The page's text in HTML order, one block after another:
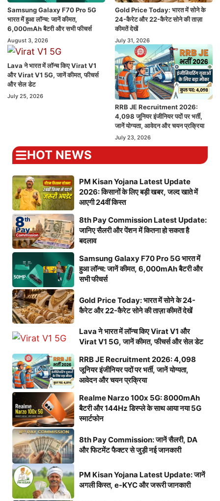
Samsung Galaxy F70 Pro 5G
भारत में हुआ लॉन्च: जानें कीमत,
6,000mAh बैटरी और सभी फीचर्स
August 3, 2026
Gold Price Today: भारत में सोने के
24-कैरेट और 22-कैरेट सोने की ताज़ा
कीमतें देखें
July 31, 2026
Lava ने भारत में लॉन्च किए Virat V1
और Virat V1 5G, जानें कीमत, फीचर्स
और सेल डेट
July 25, 2026
RRB JE Recruitment 2026:
4,098 जूनियर इंजीनियर पदों पर भर्ती,
जानें योग्यता, आवेदन और चयन प्रक्रिया
July 23, 2026
HOT NEWS
PM Kisan Yojana Latest Update
2026: किसानों के लिए बड़ी खबर, जल्द खाते में
आएगी 24वीं किस्त
8th Pay Commission Latest Update:
जानिए सैलरी और पेंशन में कितना हो सकता है
बदलाव
Samsung Galaxy F70 Pro 5G भारत में
हुआ लॉन्च: जानें कीमत, 6,000mAh बैटरी और
सभी फीचर्स
Gold Price Today: भारत में सोने के 24-
कैरेट और 22-कैरेट सोने की ताज़ा कीमतें देखें
Lava ने भारत में लॉन्च किए Virat V1 और
Virat V1 5G, जानें कीमत, फीचर्स और सेल डेट
RRB JE Recruitment 2026: 4,098
जूनियर इंजीनियर पदों पर भर्ती, जानें योग्यता,
आवेदन और चयन प्रक्रिया
Realme Narzo 100x 5G: 8000mAh
बैटरी और 144Hz डिस्प्ले के साथ आया नया 5G
स्मार्टफोन
8th Pay Commission: जानें सैलरी, DA
और फिटमेंट फैक्टर से जुड़ी नई जानकारी
PM Kisan Yojana Latest Update: जानें
अगली किस्त, e-KYC और जरूरी जानकारी